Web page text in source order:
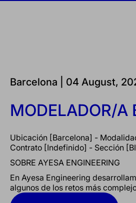
Barcelona | 04 August,
MODELADOR/A
Ubicación [Barcelona] -
Contrato [Indefinido] - Sección
SOBRE AYESA ENGINEERING
En Ayesa Engineering
algunos de los retos más